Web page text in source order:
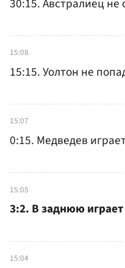
30:15. Австралиец
15:08
15:15. Уолтон не
15:07
0:15. Медведев
15:05
3:2. В заднюю
15:04